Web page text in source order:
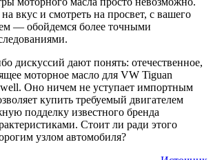
вкус и смотреть на просвет, с вашего
— обойдемся более точными
дискуссий дают понять: отечественное,
моторное масло для VW Tiguan
Оно ничем не уступает импортным
купить требуемый двигателем
подделку известного бренда
Стоит ли ради этого
узлом автомобиля?